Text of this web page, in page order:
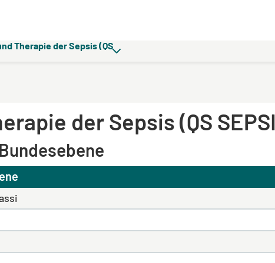
Therapie der Sepsis (QS
der Sepsis (QS